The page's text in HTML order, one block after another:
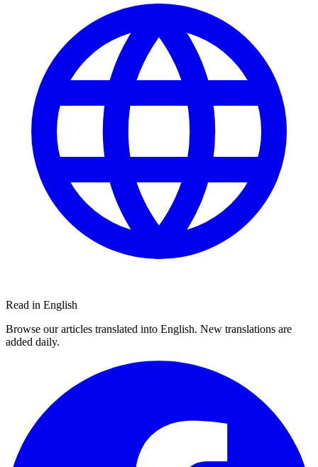
Read in English
Browse our articles translated into English. New translations are
added daily.